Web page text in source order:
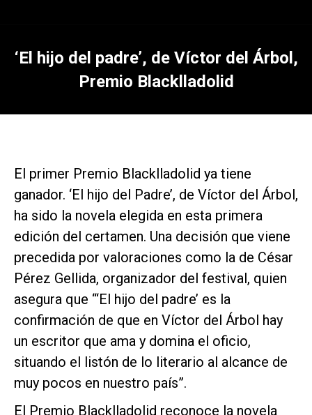
‘El hijo del padre’, de Víctor del Árbol,
Premio Blacklladolid
El primer Premio Blacklladolid ya tiene
ganador. ‘El hijo del Padre’, de Víctor del Árbol,
ha sido la novela elegida en esta primera
edición del certamen. Una decisión que viene
precedida por valoraciones como la de César
Pérez Gellida, organizador del festival, quien
asegura que “‘El hijo del padre’ es la
confirmación de que en Víctor del Árbol hay
un escritor que ama y domina el oficio,
situando el listón de lo literario al alcance de
muy pocos en nuestro país”.
El Premio Blacklladolid reconoce la novela